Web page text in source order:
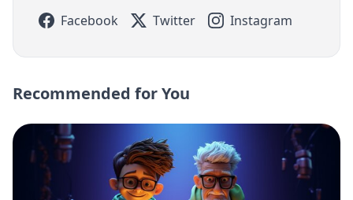
Facebook
Twitter Instagram
Recommended for You